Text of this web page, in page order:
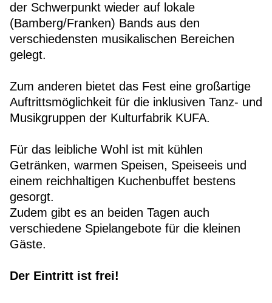
der Schwerpunkt wieder auf lokale
(Bamberg/Franken) Bands aus den
verschiedensten musikalischen Bereichen
gelegt.
Zum anderen bietet das Fest eine großartige
Auftrittsmöglichkeit für die inklusiven Tanz- und
Musikgruppen der Kulturfabrik KUFA.
Für das leibliche Wohl ist mit kühlen
Getränken, warmen Speisen, Speiseeis und
einem reichhaltigen Kuchenbuffet bestens
gesorgt.
Zudem gibt es an beiden Tagen auch
verschiedene Spielangebote für die kleinen
Gäste.
Der Eintritt ist frei!